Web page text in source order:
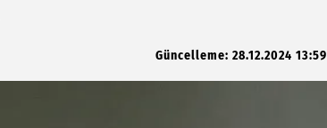
Güncelleme: 28.12.2024 13:59